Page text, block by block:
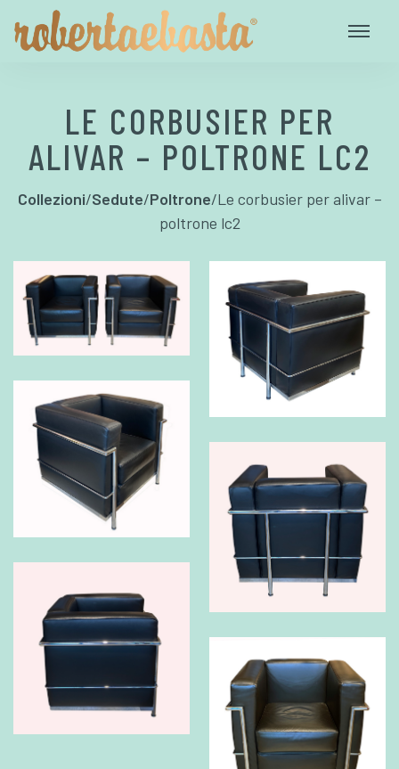
LE CORBUSIER PER
ALIVAR – POLTRONE LC2
Collezioni/Sedute/Poltrone/Le corbusier per alivar –
poltrone lc2